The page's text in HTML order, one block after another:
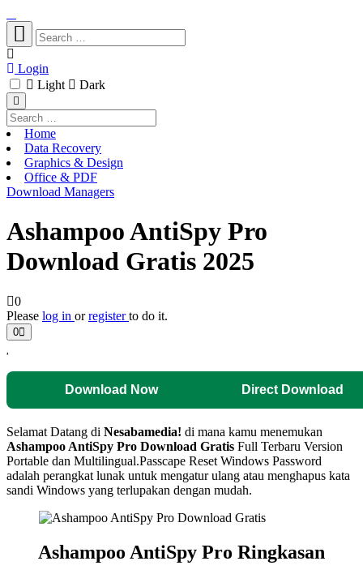
Login
Light
Dark
Home
Data Recovery
Graphics & Design
Office & PDF
Download Managers
Ashampoo AntiSpy Pro
Download Gratis 2025
0
Please log in orregisterto do it.
0
Download Now Direct Download
Selamat Datang di Nesabamedia! di mana kamu menemukan
Ashampoo AntiSpy Pro Download Gratis Full Terbaru Version
Portable dan Multilingual.Passcape Reset Windows Password
adalah perangkat lunak untuk mengatur ulang atau menghapus kata
sandi Windows yang terlupakan dengan mudah.
Ashampoo AntiSpy Pro Ringkasan